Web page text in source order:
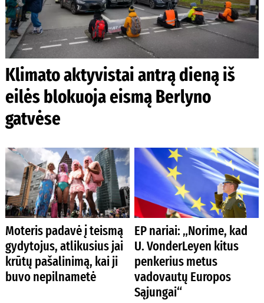
Klimato aktyvistai antrą dieną iš
eilės blokuoja eismą Berlyno
gatvėse
Moteris padavė į teismą
gydytojus, atlikusius jai
krūtų pašalinimą, kai ji
buvo nepilnametė
EP nariai: „Norime, kad
U. VonderLeyen kitus
penkerius metus
vadovautų Europos
Sąjungai“